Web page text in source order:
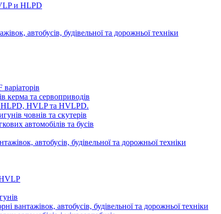
и HLPD
автобусів, будівельної та дорожньої техніки
керма та сервоприводів
HLPD, HVLP та HVLPD.
човнів та скутерів
автомобілів та бусів
автобусів, будівельної та дорожньої техніки
вантажівок, автобусів, будівельної та дорожньої техніки